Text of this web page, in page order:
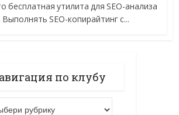
бесплатная утилита для SEO-анализа
Выполнять SEO-копирайтинг с...
по клубу